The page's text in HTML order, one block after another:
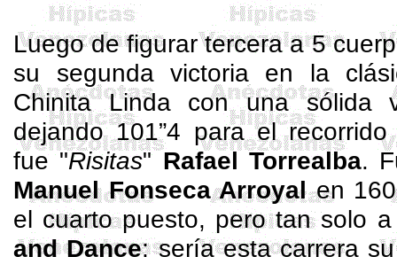
Luego de figurar tercera a 5
su segunda victoria en la
Chinita Linda con una sólida
dejando 101”4 para el
fue "Risitas"Rafael Torrealba.
Manuel FonsecaArroyalen
el cuarto puesto, pero tan solo
and Dance; sería esta carrera